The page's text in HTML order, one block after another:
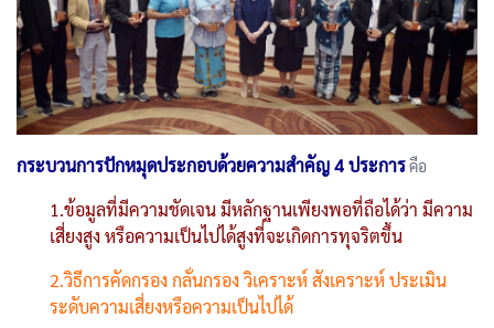
กระบวนการปักหมุดประกอบด้วยความสำคัญ 4 ประการคือ
1.ข้อมูลที่มีความชัดเจน มีหลักฐานเพียงพอที่ถือได้ว่า มีความ
เสี่ยงสูง หรือความเป็นไปได้สูงที่จะเกิดการทุจริตขึ้น
2.วิธีการคัดกรอง กลั่นกรอง วิเคราะห์ สังเคราะห์ ประเมิน
ระดับความเสี่ยงหรือความเป็นไปได้